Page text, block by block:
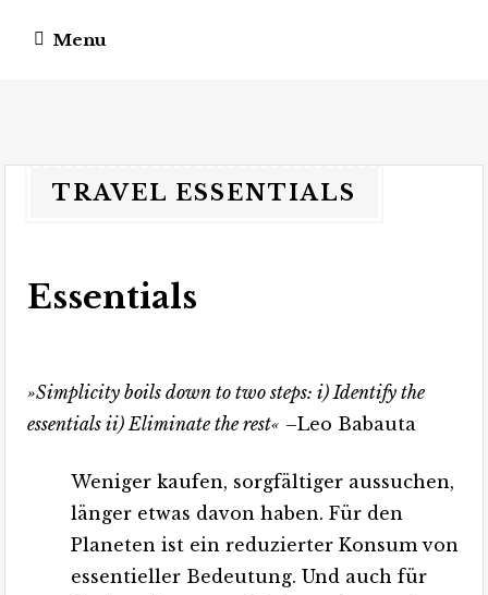
Menu
vagateers
TRAVEL ESSENTIALS
Essentials
»Simplicity boils down to two steps: i) Identify the
essentials ii) Eliminate the rest« –Leo Babauta
Weniger kaufen, sorgfältiger aussuchen,
länger etwas davon haben. Für den
Planeten ist ein reduzierter Konsum von
essentieller Bedeutung. Und auch für